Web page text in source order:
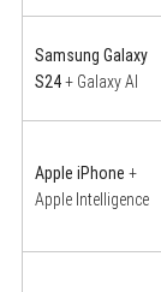
Samsung Galaxy
S24+ Galaxy AI
Apple iPhone +
Apple Intelligence